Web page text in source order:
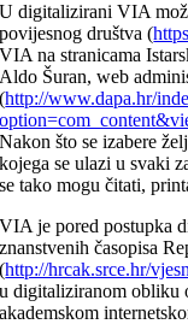
U digitalizirani VIA
povijesnog društva (
VIA na stranicama
Aldo Šuran, web
(http://www.dapa.hr/
Nakon što se izabere
kojega se ulazi u svaki
se tako mogu čitati,
VIA je pored postupka
znanstvenih časopisa
(http://hrcak.srce.hr/
u digitaliziranom obliku
akademskom